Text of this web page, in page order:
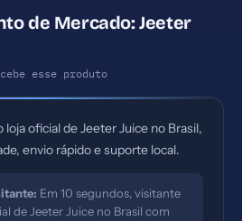
de Mercado: Jeeter
esse produto
oficial de Jeeter Juice no Brasil,
envio rápido e suporte local.
Em 10 segundos, visitante
de Jeeter Juice no Brasil com